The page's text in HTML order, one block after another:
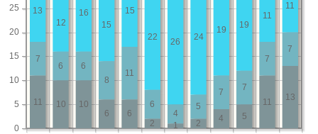
0
5
10
15
20
25
13
11
5
4
2
1
2
6
6
10
10
11
7
7
7
7
5
4
6
11
8
6
6
7
11
11
19
19
24
26
22
15
15
16
12
13